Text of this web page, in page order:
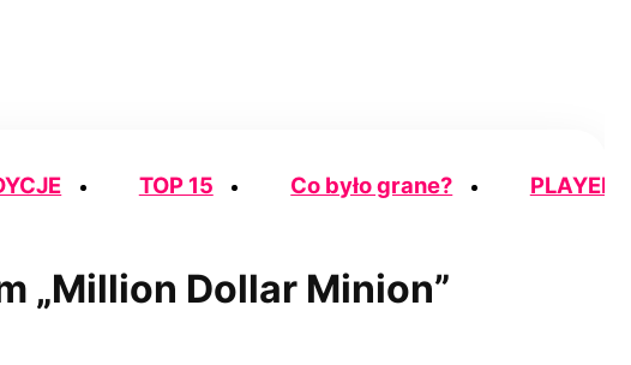
TOP 15 Co było grane? PLAYER
„Million Dollar Minion”